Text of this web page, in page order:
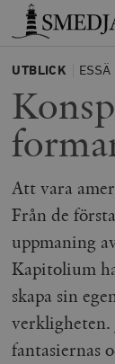
Timbro
UTBLICK ESSÄ
Att vara
Från de
uppmaning
Kapitolium
skapa sin
verkligheten.
fantasiernas